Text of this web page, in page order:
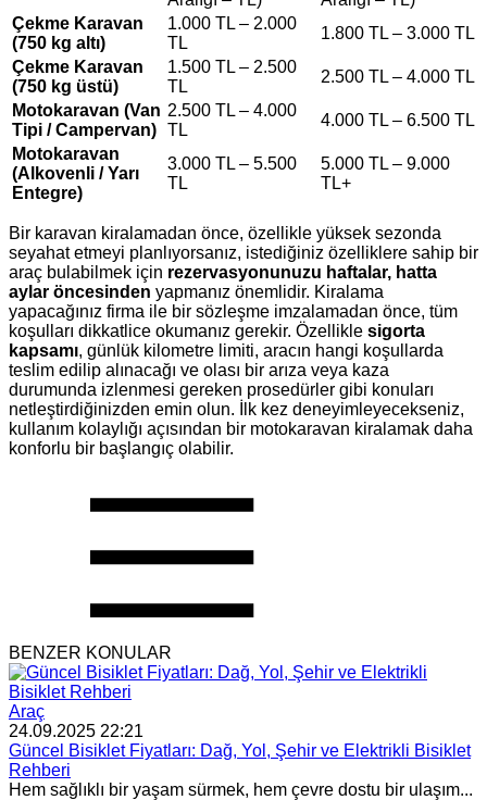
Çekme Karavan
(750 kg altı)
1.000 TL – 2.000
TL
1.800 TL – 3.000 TL
Çekme Karavan
(750 kg üstü)
1.500 TL – 2.500
TL
2.500 TL – 4.000 TL
Motokaravan (Van
Tipi / Campervan)
2.500 TL – 4.000
TL
4.000 TL – 6.500 TL
Motokaravan
(Alkovenli / Yarı
Entegre)
3.000 TL – 5.500
TL
5.000 TL – 9.000
TL+
Bir karavan kiralamadan önce, özellikle yüksek sezonda
seyahat etmeyi planlıyorsanız, istediğiniz özelliklere sahip bir
araç bulabilmek için rezervasyonunuzu haftalar, hatta
aylar öncesinden yapmanız önemlidir. Kiralama
yapacağınız firma ile bir sözleşme imzalamadan önce, tüm
koşulları dikkatlice okumanız gerekir. Özellikle sigorta
kapsamı, günlük kilometre limiti, aracın hangi koşullarda
teslim edilip alınacağı ve olası bir arıza veya kaza
durumunda izlenmesi gereken prosedürler gibi konuları
netleştirdiğinizden emin olun. İlk kez deneyimleyecekseniz,
kullanım kolaylığı açısından bir motokaravan kiralamak daha
konforlu bir başlangıç olabilir.
BENZER KONULAR
Araç
24.09.2025 22:21
Güncel Bisiklet Fiyatları: Dağ, Yol, Şehir ve Elektrikli Bisiklet
Rehberi
Hem sağlıklı bir yaşam sürmek, hem çevre dostu bir ulaşım...